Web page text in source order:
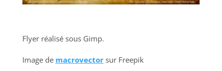
Flyer réalisé sous Gimp.
Image de macrovectorsur Freepik